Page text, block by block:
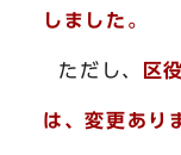
しました。
ただし、 区
は、変更ありま